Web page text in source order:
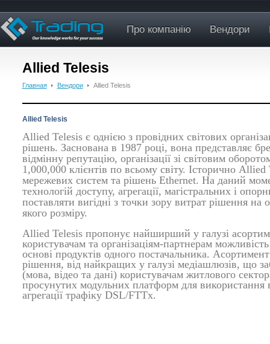
Про компанію Вендори
Allied Telesis
Главная Вендори Allied Telesis
Allied Telesis
Allied Telesis є однією з провідних світових
рішень. Заснована в 1987 році, вона представляє
відмінну репутацію, організації зі світовим
1,000,000 клієнтів по всьому світу. Історично Allied
мережевих систем та рішень Ethernet. На даний
технологій доступу, агрегації, магістральних і
поставляти вигідні з точки зору витрат рішення на
якого розміру.
Allied Telesis пропонує найширший у галузі
користувачам та організаціям-партнерам
основі продуктів одного постачальника.
рішення, від найкращих у галузі медіашлюзів, що
(мова, відео та дані) користувачам житлового
просунутих модульних платформ для використання
агрегації трафіку DSL/FTTx.